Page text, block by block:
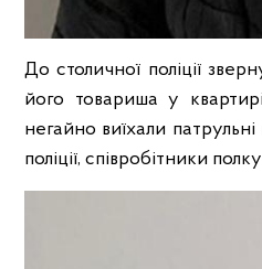
До столичної поліції
його товариша у
негайно виїхали
поліції, співробітники